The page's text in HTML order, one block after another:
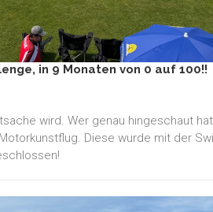
in 9 Monaten von 0 auf 100!!
wird. Wer genau hingeschaut
Diese wurde mit der